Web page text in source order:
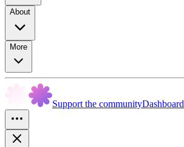
About
More
Support the communityDashboard